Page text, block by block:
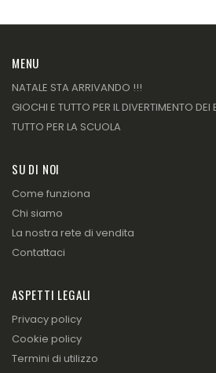
MENU
NATALE STA ARRIVANDO !!!
GIOCHI E TUTTO PER IL DIVERTIMENTO DEI
TUTTO PER LA SCUOLA
SU DI NOI
Come funziona
Chi siamo
La nostra rete di vendita
Contattaci
ASPETTI LEGALI
Privacy policy
Cookie policy
Termini di utilizzo